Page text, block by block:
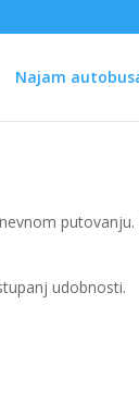
Najam
udobnosti.